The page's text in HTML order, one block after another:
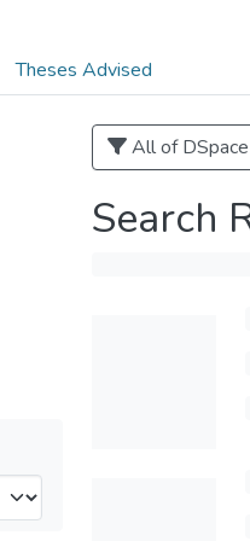
Theses Advised
All of DSpace
Search